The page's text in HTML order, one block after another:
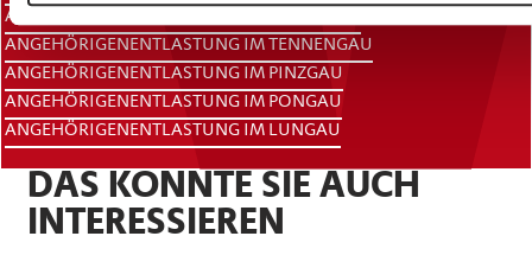
ANGEHÖRIGENENTLASTUNG IM FLACHGAU
ANGEHÖRIGENENTLASTUNG IM TENNENGAU
ANGEHÖRIGENENTLASTUNG IM PINZGAU
ANGEHÖRIGENENTLASTUNG IM PONGAU
ANGEHÖRIGENENTLASTUNG IM LUNGAU
DAS KÖNNTE SIE AUCH
INTERESSIEREN